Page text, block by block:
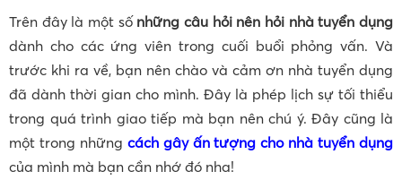
Trên đây là một số những câu hỏi nên hỏi nhà tuyển dụng
dành cho các ứng viên trong cuối buổi phỏng vấn. Và
trước khi ra về, bạn nên chào và cảm ơn nhà tuyển dụng
đã dành thời gian cho mình. Đây là phép lịch sự tối thiểu
trong quá trình giao tiếp mà bạn nên chú ý. Đây cũng là
một trong những cách gây ấn tượng cho nhà tuyển dụng
của mình mà bạn cần nhớ đó nha!